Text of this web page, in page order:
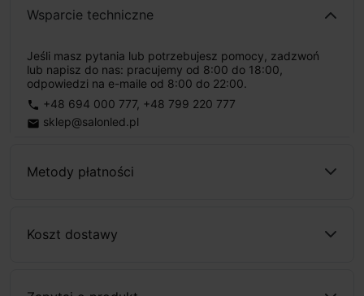
Wsparcie techniczne
Jeśli masz pytania lub potrzebujesz pomocy, zadzwoń
lub napisz do nas: pracujemy od 8:00 do 18:00,
odpowiedzi na e-maile od 8:00 do 22:00.
phone +48 694 000 777, +48 799 220 777
email sklep@salonled.pl
Metody płatności
Koszt dostawy